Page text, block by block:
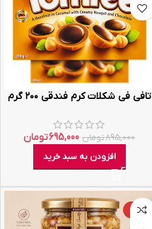
تافی فی شکلات کرم فندقی ۲۰۰ گرم
895,000تومان 695,000تومان
افزودن به سبد خرید
-22%